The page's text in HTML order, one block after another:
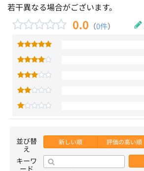
若干異なる場合がございます。
0.0 （0件）
並び替
え
新しい順 評価の高い順
キーワ
ード